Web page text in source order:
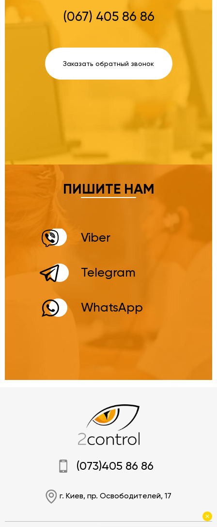
(067) 405 86 86
Заказать обратный звонок
ПИШИТЕ НАМ
Viber
Telegram
WhatsApp
(073)405 86 86
г. Киев, пр. Освободителей, 17